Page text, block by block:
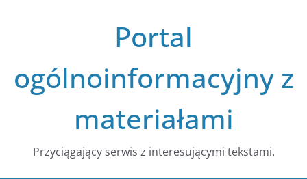
Portal
ogólnoinformacyjny z
materiałami
Przyciągający serwis z interesującymi tekstami.